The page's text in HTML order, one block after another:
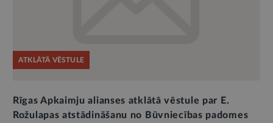
ATKLĀTĀ VĒSTULE
Rīgas Apkaimju alianses atklātā vēstule par E.
Rožulapas atstādināšanu no Būvniecības padomes